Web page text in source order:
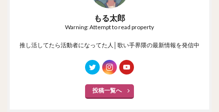
もる太郎
Warning: Attempt to read property
推し活してたら活動者になってた人│歌い手界隈の最新情報を発信中
投稿一覧へ